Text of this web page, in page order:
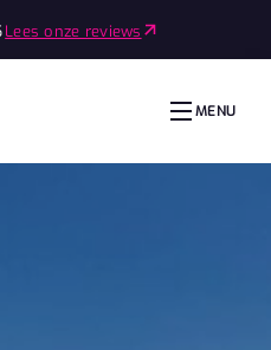
Lees onze reviews
MENU